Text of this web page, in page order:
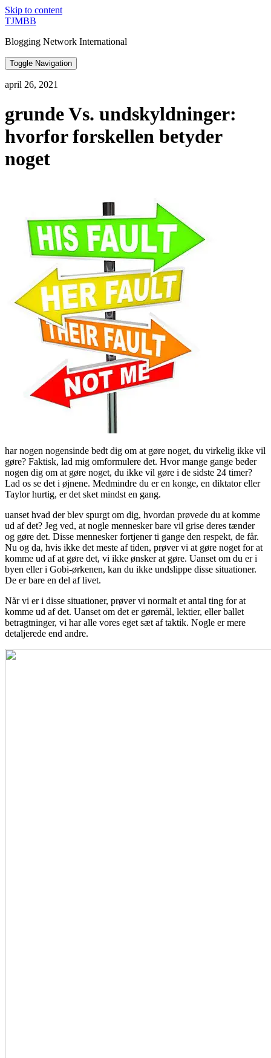
Skip to content
TJMBB
Blogging Network International
Toggle Navigation
april 26, 2021
grunde Vs. undskyldninger:
hvorfor forskellen betyder
noget
har nogen nogensinde bedt dig om at gøre noget, du virkelig ikke vil
gøre? Faktisk, lad mig omformulere det. Hvor mange gange beder
nogen dig om at gøre noget, du ikke vil gøre i de sidste 24 timer?
Lad os se det i øjnene. Medmindre du er en konge, en diktator eller
Taylor hurtig, er det sket mindst en gang.
uanset hvad der blev spurgt om dig, hvordan prøvede du at komme
ud af det? Jeg ved, at nogle mennesker bare vil grise deres tænder
og gøre det. Disse mennesker fortjener ti gange den respekt, de får.
Nu og da, hvis ikke det meste af tiden, prøver vi at gøre noget for at
komme ud af at gøre det, vi ikke ønsker at gøre. Uanset om du er i
byen eller i Gobi-ørkenen, kan du ikke undslippe disse situationer.
De er bare en del af livet.
Når vi er i disse situationer, prøver vi normalt et antal ting for at
komme ud af det. Uanset om det er gøremål, lektier, eller ballet
betragtninger, vi har alle vores eget sæt af taktik. Nogle er mere
detaljerede end andre.